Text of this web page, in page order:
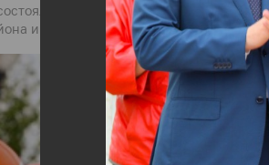
церемония посвящения
и Мегиона произнесли клятву